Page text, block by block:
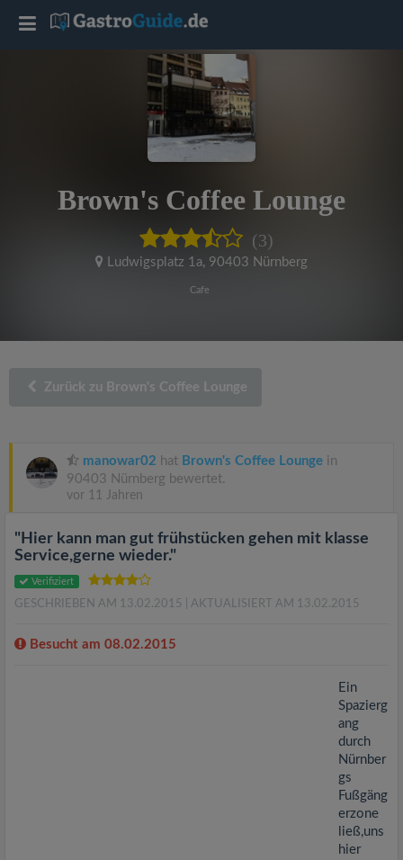
Brown's Coffee Lounge
(3)
Ludwigsplatz 1a, 90403 Nürnberg
Cafe
Zurück zu Brown's Coffee Lounge
manowar02 hat Brown's Coffee Lounge in
90403 Nürnberg bewertet.
vor 11 Jahren
"Hier kann man gut frühstücken gehen mit klasse
Service,gerne wieder."
Verifiziert
GESCHRIEBEN AM 13.02.2015 | AKTUALISIERT AM 13.02.2015
Besucht am 08.02.2015
Ein
Spazierg
ang
durch
Nürnber
gs
Fußgäng
erzone
ließ,uns
hier
T
a
i